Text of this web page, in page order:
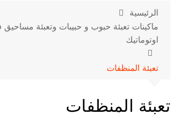
الرئيسية
ماكينات تعبئة حبوب و حبيبات وتعبئة
اوتوماتيك
تعبئة المنظفات
تعبئة المنظفات